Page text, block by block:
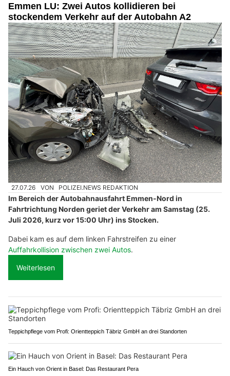
Emmen LU: Zwei Autos kollidieren bei
stockendem Verkehr auf der Autobahn A2
27.07.26 VON POLIZEI.NEWS REDAKTION
Im Bereich der Autobahnausfahrt Emmen-Nord in
Fahrtrichtung Norden geriet der Verkehr am Samstag (25.
Juli 2026, kurz vor 15:00 Uhr) ins Stocken.
Dabei kam es auf dem linken Fahrstreifen zu einer
Auffahrkollision zwischen zwei Autos.
Weiterlesen
Teppichpflege vom Profi: Orientteppich Täbriz GmbH an drei Standorten
Ein Hauch von Orient in Basel: Das Restaurant Pera